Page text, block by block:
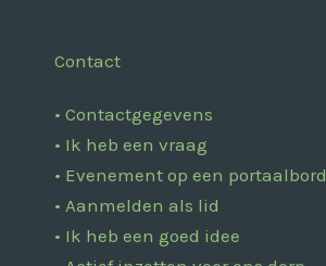
Contact
• Contactgegevens
• Ik heb een vraag
• Evenement op een portaalbord
• Aanmelden als lid
• Ik heb een goed idee